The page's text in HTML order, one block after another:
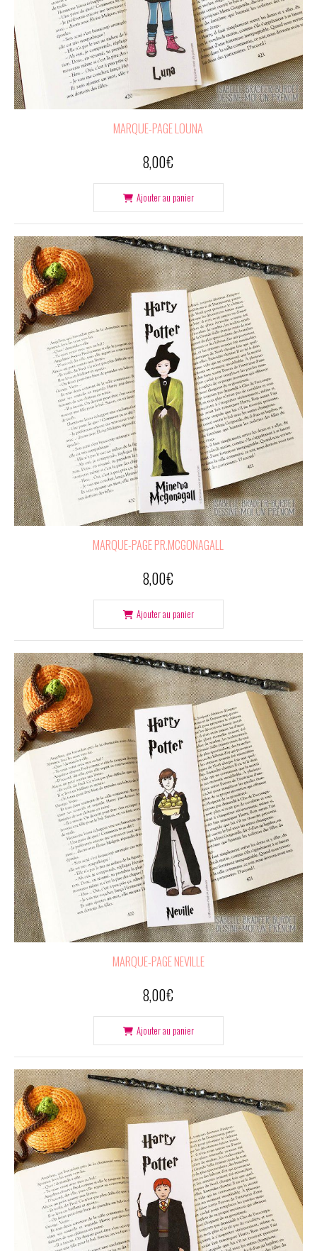
MARQUE-PAGE LOUNA
8,00€
Ajouter au panier
MARQUE-PAGE PR.MCGONAGALL
8,00€
Ajouter au panier
MARQUE-PAGE NEVILLE
8,00€
Ajouter au panier